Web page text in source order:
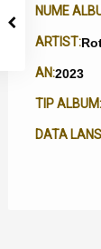
NUME
ARTIST:
AN:2023
TIP ALBUM:
DATA